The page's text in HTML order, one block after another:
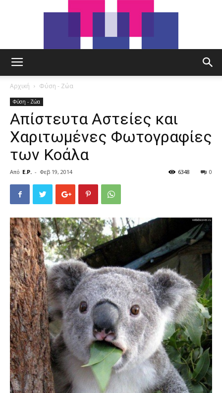
Αρχική Φύση - Ζώα
Φύση - Ζώα
Απίστευτα Αστείες και
Χαριτωμένες Φωτογραφίες
των Κοάλα
Από E.P. - Φεβ 19, 2014 0
6348